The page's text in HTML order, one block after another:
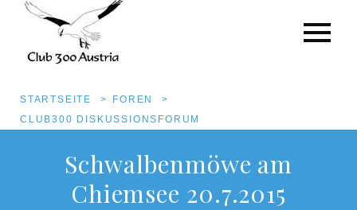
Direkt
Pfadnavigation
STARTSEITE
FOREN
CLUB300 DISKUSSIONSFORUM
Schwalbenmöwe am
Chiemsee 20.7.2015